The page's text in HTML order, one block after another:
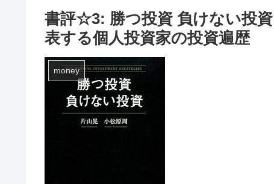
書評☆3: 勝つ投資 負けない投
表する個人投資家の投資遍歴
money